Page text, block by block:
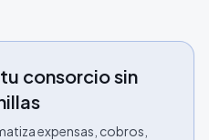
consorcio sin
expensas, cobros,